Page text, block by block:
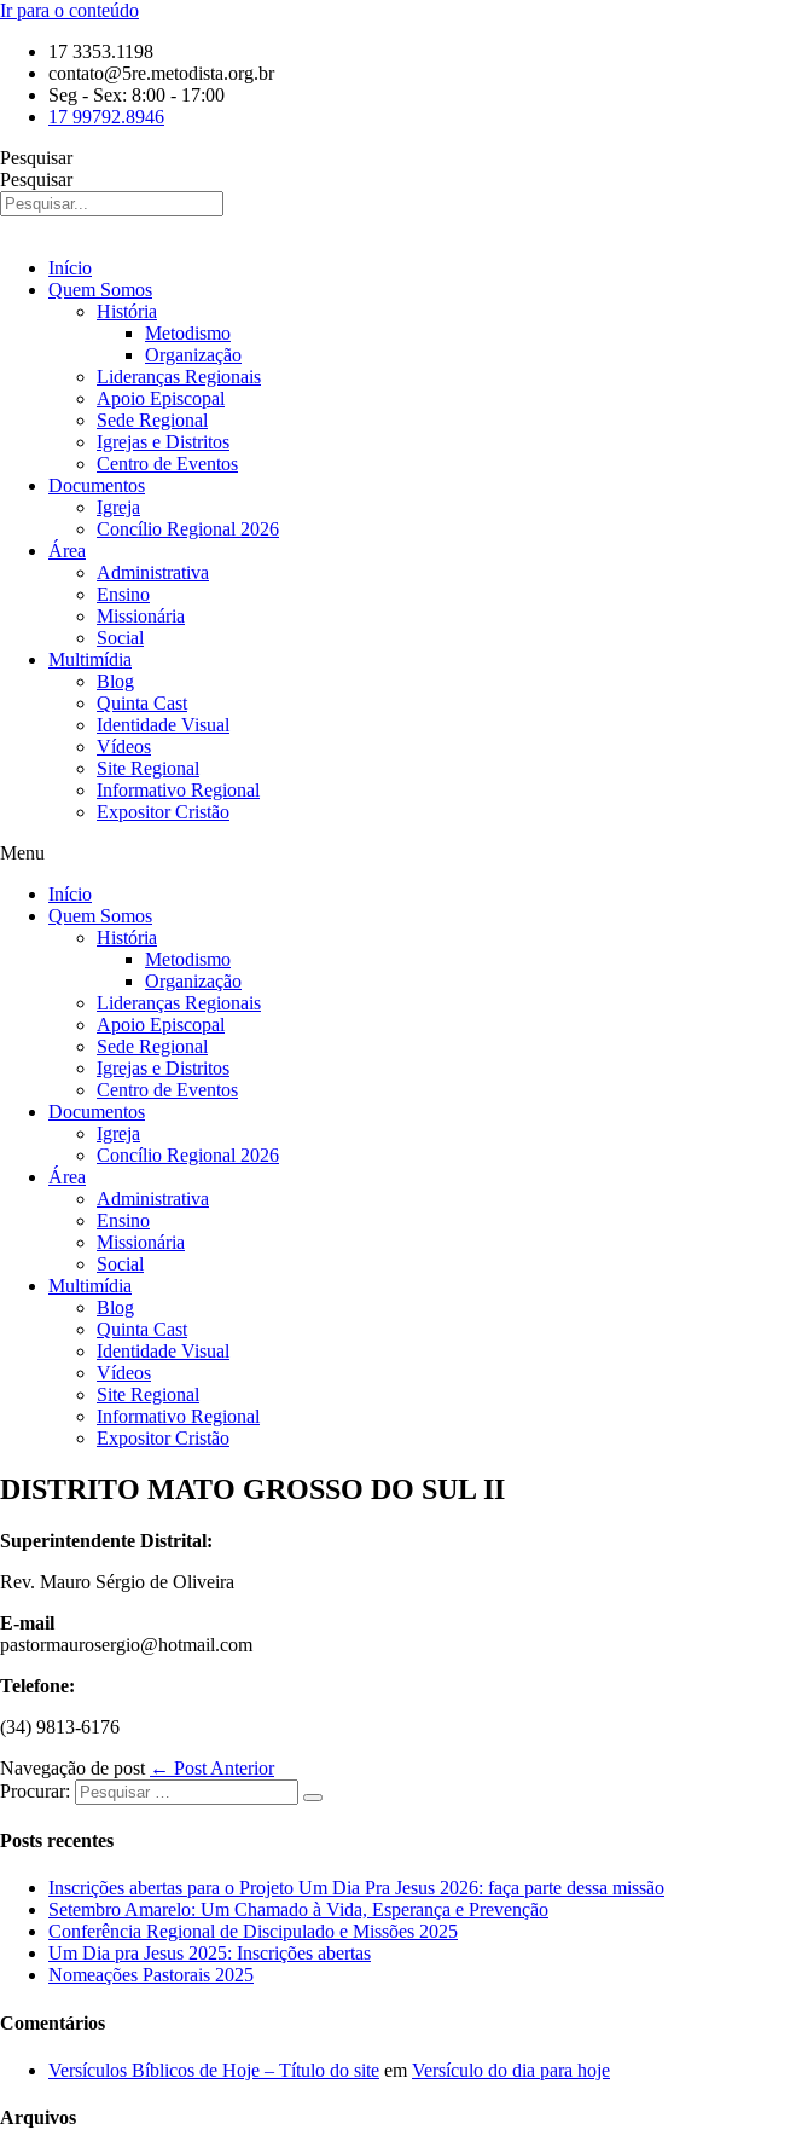
Ir para o conteúdo
17 3353.1198
contato@5re.metodista.org.br
Seg - Sex: 8:00 - 17:00
17 99792.8946
Pesquisar
Pesquisar
Início
Quem Somos
História
Metodismo
Organização
Lideranças Regionais
Apoio Episcopal
Sede Regional
Igrejas e Distritos
Centro de Eventos
Documentos
Igreja
Concílio Regional 2026
Área
Administrativa
Ensino
Missionária
Social
Multimídia
Blog
Quinta Cast
Identidade Visual
Vídeos
Site Regional
Informativo Regional
Expositor Cristão
Menu
Início
Quem Somos
História
Metodismo
Organização
Lideranças Regionais
Apoio Episcopal
Sede Regional
Igrejas e Distritos
Centro de Eventos
Documentos
Igreja
Concílio Regional 2026
Área
Administrativa
Ensino
Missionária
Social
Multimídia
Blog
Quinta Cast
Identidade Visual
Vídeos
Site Regional
Informativo Regional
Expositor Cristão
DISTRITO MATO GROSSO DO SUL II
Superintendente Distrital:
Rev. Mauro Sérgio de Oliveira
E-mail
pastormaurosergio@hotmail.com
Telefone:
(34) 9813-6176
Navegação de post ← Post Anterior
Procurar:
Posts recentes
Inscrições abertas para o Projeto Um Dia Pra Jesus 2026: faça parte dessa missão
Setembro Amarelo: Um Chamado à Vida, Esperança e Prevenção
Conferência Regional de Discipulado e Missões 2025
Um Dia pra Jesus 2025: Inscrições abertas
Nomeações Pastorais 2025
Comentários
Versículos Bíblicos de Hoje – Título do site em Versículo do dia para hoje
Arquivos